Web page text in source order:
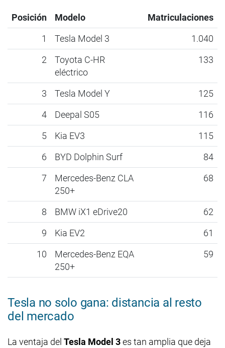
Posición Modelo
Matriculaciones
1
Tesla Model 3
1.040
2
Toyota C-HR
eléctrico
133
3 Tesla Model Y
125
4
Deepal S05
116
5
Kia EV3
115
6
BYD Dolphin Surf
84
7
Mercedes-Benz CLA
250+
68
8 BMW iX1 eDrive20
62
9
Kia EV2
61
10
Mercedes-Benz EQA
250+
59
Tesla no solo gana: distancia al resto
del mercado
La ventaja del Tesla Model 3es tan amplia que deja